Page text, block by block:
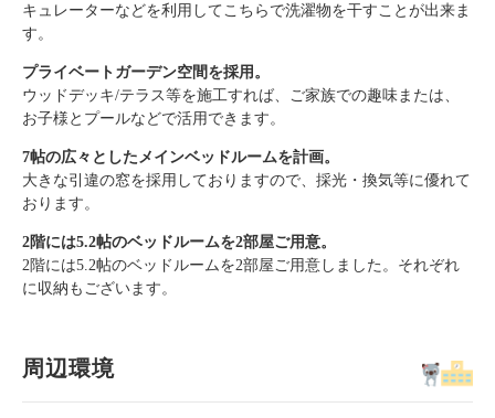
キュレーターなどを利用してこちらで洗濯物を干すことが出来ま
す。
プライベートガーデン空間を採用。
ウッドデッキ/テラス等を施工すれば、ご家族での趣味または、
お子様とプールなどで活用できます。
7帖の広々としたメインベッドルームを計画。
大きな引違の窓を採用しておりますので、採光・換気等に優れて
おります。
2階には5.2帖のベッドルームを2部屋ご用意。
2階には5.2帖のベッドルームを2部屋ご用意しました。それぞれ
に収納もございます。
周辺環境